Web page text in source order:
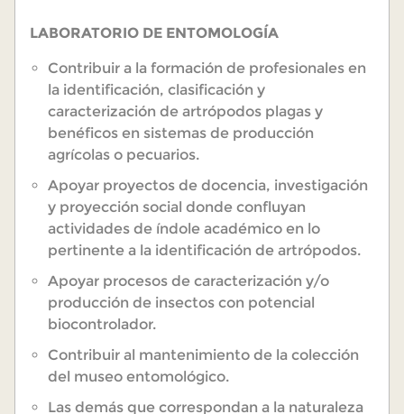
LABORATORIO DE ENTOMOLOGÍA
Contribuir a la formación de profesionales en
la identificación, clasificación y
caracterización de artrópodos plagas y
benéficos en sistemas de producción
agrícolas o pecuarios.
Apoyar proyectos de docencia, investigación
y proyección social donde confluyan
actividades de índole académico en lo
pertinente a la identificación de artrópodos.
Apoyar procesos de caracterización y/o
producción de insectos con potencial
biocontrolador.
Contribuir al mantenimiento de la colección
del museo entomológico.
Las demás que correspondan a la naturaleza